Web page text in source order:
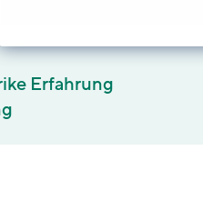
Erfahrung